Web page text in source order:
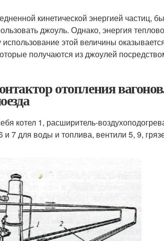
кинетической энергией частиц,
джоуль. Однако, энергия
этой величины
получаются из джоулей
отопления
котел 1, расширитель-
7 для воды и топлива, вентили 5, 9,